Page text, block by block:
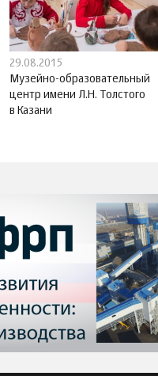
29.08.2015
Музейно-образовательный
центр имени Л.Н. Толстого
в Казани